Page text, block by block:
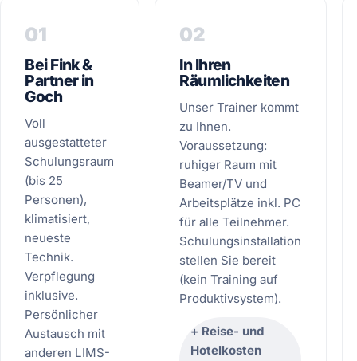
01
Bei Fink &
Partner in
Goch
Voll
ausgestatteter
Schulungsraum
(bis 25
Personen),
klimatisiert,
neueste
Technik.
Verpflegung
inklusive.
Persönlicher
Austausch mit
anderen LIMS-
02
In Ihren
Räumlichkeiten
Unser Trainer kommt
zu Ihnen.
Voraussetzung:
ruhiger Raum mit
Beamer/TV und
Arbeitsplätze inkl. PC
für alle Teilnehmer.
Schulungsinstallation
stellen Sie bereit
(kein Training auf
Produktivsystem).
+ Reise- und
Hotelkosten